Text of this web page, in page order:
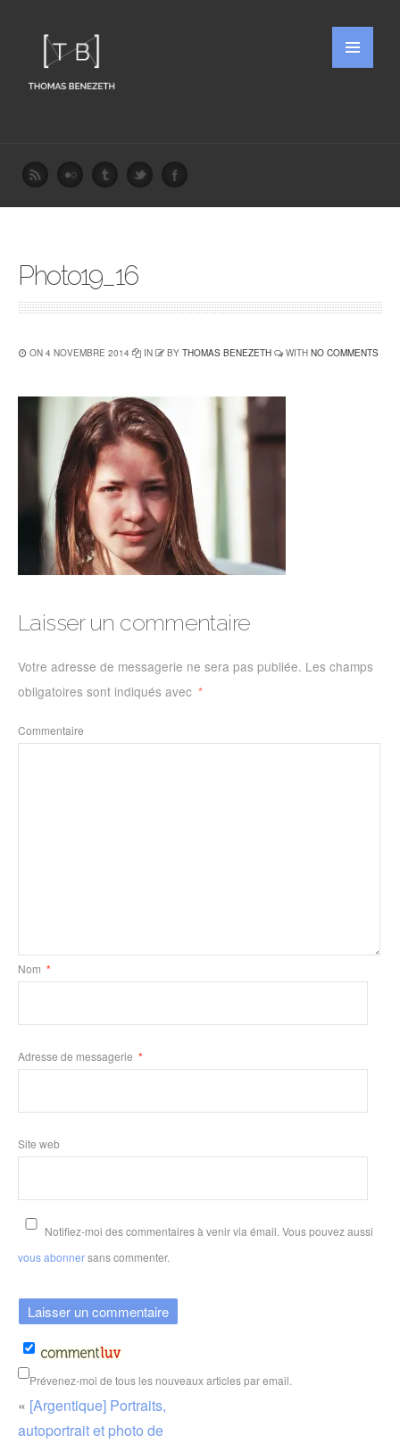
Photo19_16
ON 4 NOVEMBRE 2014 IN BY THOMAS BENEZETH WITH NO COMMENTS
Laisser un commentaire
Votre adresse de messagerie ne sera pas publiée. Les champs
obligatoires sont indiqués avec *
Commentaire
Nom *
Adresse de messagerie *
Site web
Notifiez-moi des commentaires à venir via émail. Vous pouvez aussi
vous abonnersans commenter.
Prévenez-moi de tous les nouveaux articles par email.
« [Argentique] Portraits,
autoportrait et photo de